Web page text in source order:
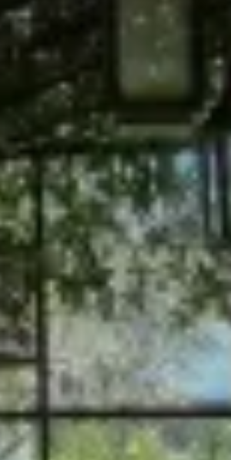
Arrivée
7
Août 2026